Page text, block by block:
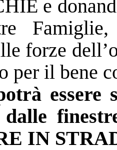
e
forze
per il bene
dalle
IN